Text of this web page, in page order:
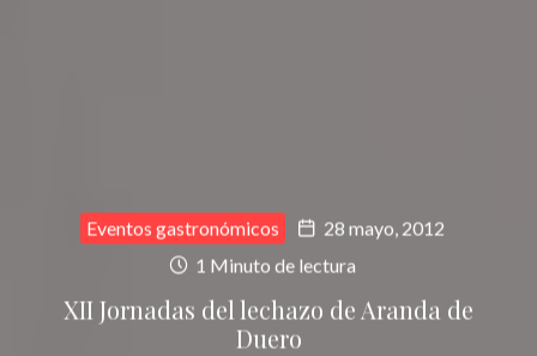
Eventos gastronómicos
28 mayo, 2012
1 Minuto de lectura
XII Jornadas del lechazo de Aranda de
Duero